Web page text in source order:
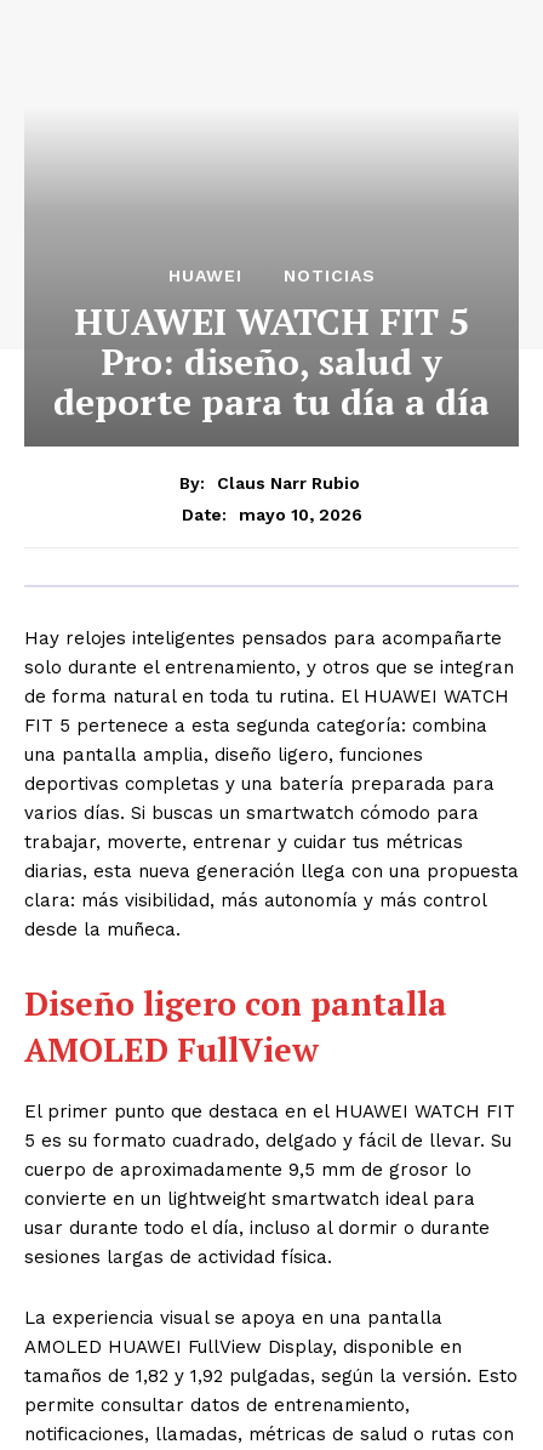
HUAWEI NOTICIAS
HUAWEI WATCH FIT 5
Pro: diseño, salud y
deporte para tu día a día
By:
Claus Narr Rubio
Date:
mayo 10, 2026
Hay relojes inteligentes pensados para acompañarte
solo durante el entrenamiento, y otros que se integran
de forma natural en toda tu rutina. El HUAWEI WATCH
FIT 5 pertenece a esta segunda categoría: combina
una pantalla amplia, diseño ligero, funciones
deportivas completas y una batería preparada para
varios días. Si buscas un smartwatch cómodo para
trabajar, moverte, entrenar y cuidar tus métricas
diarias, esta nueva generación llega con una propuesta
clara: más visibilidad, más autonomía y más control
desde la muñeca.
Diseño ligero con pantalla
AMOLED FullView
El primer punto que destaca en el HUAWEI WATCH FIT
5 es su formato cuadrado, delgado y fácil de llevar. Su
cuerpo de aproximadamente 9,5 mm de grosor lo
convierte en un lightweight smartwatch ideal para
usar durante todo el día, incluso al dormir o durante
sesiones largas de actividad física.
La experiencia visual se apoya en una pantalla
AMOLED HUAWEI FullView Display, disponible en
tamaños de 1,82 y 1,92 pulgadas, según la versión. Esto
permite consultar datos de entrenamiento,
notificaciones, llamadas, métricas de salud o rutas con